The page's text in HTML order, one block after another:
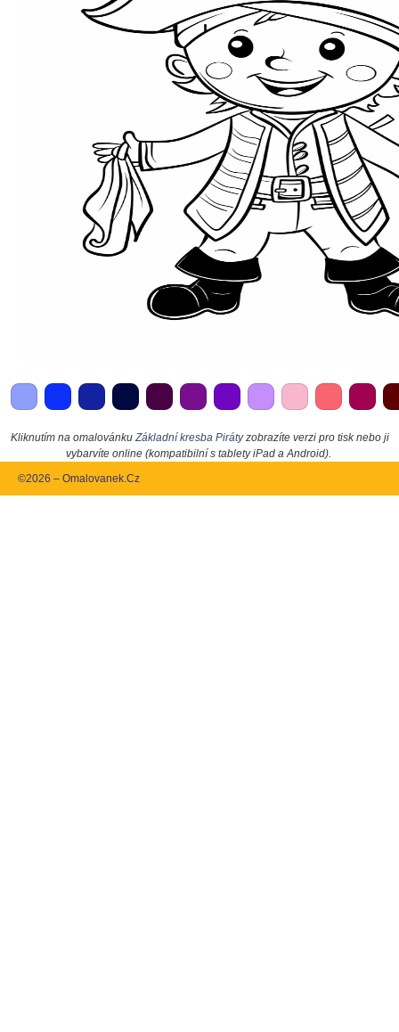
Kliknutím na omalovánku Základní kresba Pirátyzobrazíte verzi pro tisk nebo ji
vybarvíte online (kompatibilní s tablety iPad a Android).
©2026 – Omalovanek.Cz